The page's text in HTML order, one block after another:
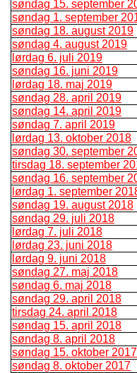
søndag 15. september
søndag 1. september
søndag 18. august 2019
søndag 4. august 2019
lørdag 6. juli 2019
søndag 16. juni 2019
lørdag 18. maj 2019
søndag 28. april 2019
søndag 14. april 2019
søndag 7. april 2019
lørdag 13. oktober 2018
søndag 30. september
tirsdag 18. september
søndag 16. september
lørdag 1. september
søndag 19. august 2018
søndag 29. juli 2018
lørdag 7. juli 2018
lørdag 23. juni 2018
lørdag 9. juni 2018
søndag 27. maj 2018
søndag 6. maj 2018
søndag 29. april 2018
tirsdag 24. april 2018
søndag 15. april 2018
søndag 8. april 2018
søndag 15. oktober 2017
søndag 8. oktober 2017